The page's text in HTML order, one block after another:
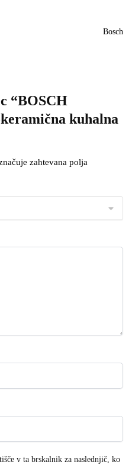
Bosch
“BOSCH
kuhalna
zahtevana polja
v ta brskalnik za naslednjič, ko